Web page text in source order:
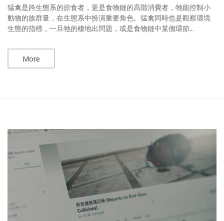
猛禽是跨生態系的掠食者，更是食物鏈的高階消費者，牠能控制小
動物的族群量，在生態系中扮演重要角色。猛禽同時也是觀察環境
生態的指標，一旦牠的棲地出問題，或是食物鏈中某個環節...
More